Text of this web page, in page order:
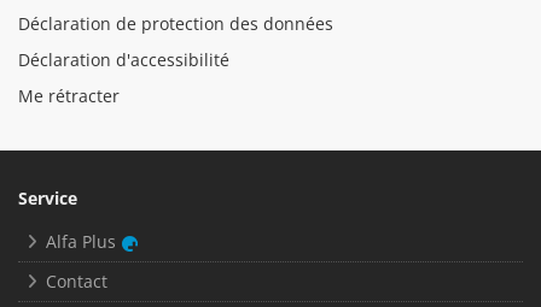
Déclaration de protection des données
Déclaration d'accessibilité
Me rétracter
Service
Alfa Plus
Contact